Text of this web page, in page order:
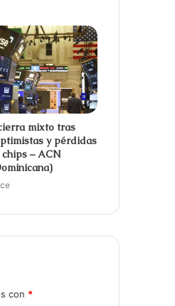
mixto tras
y pérdidas
– ACN
con *